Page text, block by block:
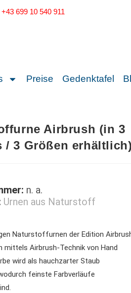
699 10 540 911
Preise Gedenktafel
Airbrush (in 3
/ 3 Größen
n. a.
Urnen aus Naturstoff
Naturstoffurnen der Edition
mittels Airbrush-Technik von Hand
wird als hauchzarter Staub
feinste Farbverläufe